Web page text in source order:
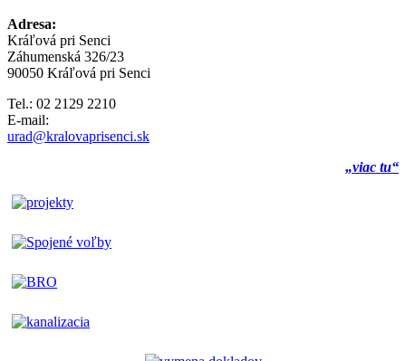
Adresa:
Kráľová pri Senci
Záhumenská 326/23
90050 Kráľová pri Senci
Tel.: 02 2129 2210
E-mail:
urad@kralovaprisenci.sk
„viac tu“